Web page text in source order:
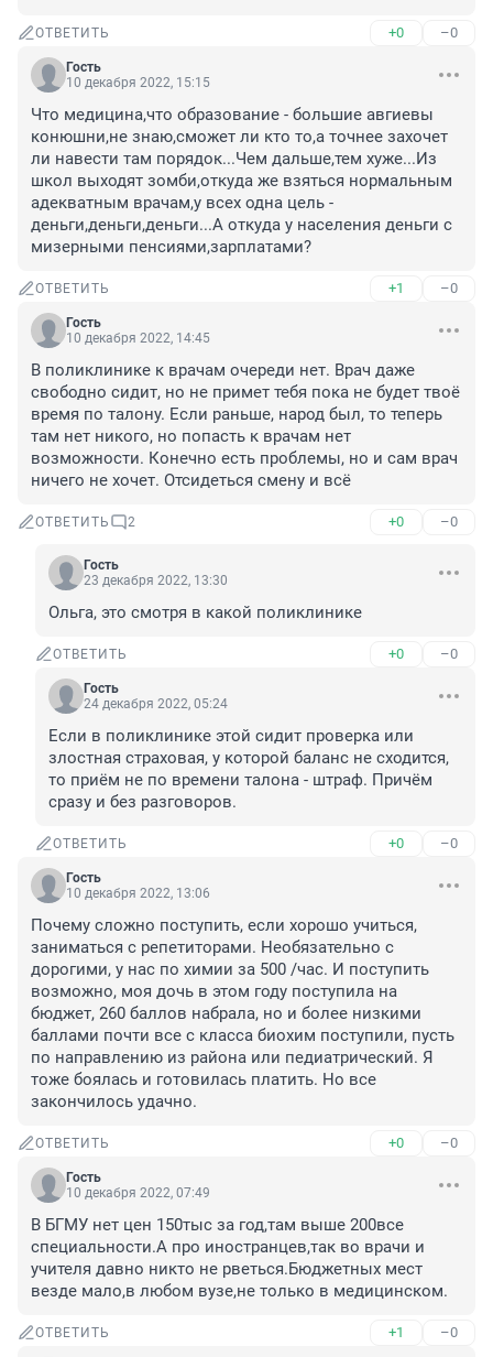
ОТВЕТИТЬ +0 –0
Гость
10 декабря 2022, 15:15
Что медицина,что образование - большие авгиевы
конюшни,не знаю,сможет ли кто то,а точнее захочет
ли навести там порядок...Чем дальше,тем хуже...Из
школ выходят зомби,откуда же взяться нормальным
адекватным врачам,у всех одна цель -
деньги,деньги,деньги...А откуда у населения деньги с
мизерными пенсиями,зарплатами?
ОТВЕТИТЬ +1 –0
Гость
10 декабря 2022, 14:45
В поликлинике к врачам очереди нет. Врач даже
свободно сидит, но не примет тебя пока не будет твоё
время по талону. Если раньше, народ был, то теперь
там нет никого, но попасть к врачам нет
возможности. Конечно есть проблемы, но и сам врач
ничего не хочет. Отсидеться смену и всё
ОТВЕТИТЬ 2 +0 –0
Гость
23 декабря 2022, 13:30
Ольга, это смотря в какой поликлинике
ОТВЕТИТЬ +0 –0
Гость
24 декабря 2022, 05:24
Если в поликлинике этой сидит проверка или
злостная страховая, у которой баланс не сходится,
то приём не по времени талона - штраф. Причём
сразу и без разговоров.
ОТВЕТИТЬ +0 –0
Гость
10 декабря 2022, 13:06
Почему сложно поступить, если хорошо учиться,
заниматься с репетиторами. Необязательно с
дорогими, у нас по химии за 500 /час. И поступить
возможно, моя дочь в этом году поступила на
бюджет, 260 баллов набрала, но и более низкими
баллами почти все с класса биохим поступили, пусть
по направлению из района или педиатрический. Я
тоже боялась и готовилась платить. Но все
закончилось удачно.
ОТВЕТИТЬ +0 –0
Гость
10 декабря 2022, 07:49
В БГМУ нет цен 150тыс за год,там выше 200все
специальности.А про иностранцев,так во врачи и
учителя давно никто не рветься.Бюджетных мест
везде мало,в любом вузе,не только в медицинском.
ОТВЕТИТЬ +1 –0